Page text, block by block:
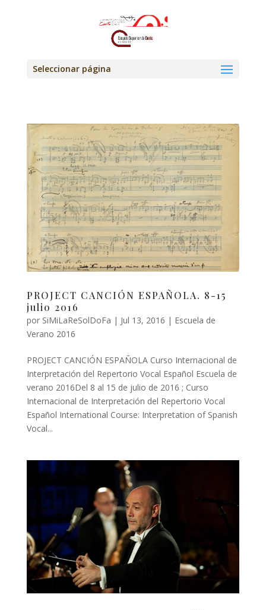
Seleccionar página
PROJECT CANCIÓN ESPAÑOLA. 8-15
julio 2016
por SiMiLaReSolDoFa | Jul 13, 2016 | Escuela de
Verano 2016
PROJECT CANCIÓN ESPAÑOLA Curso Internacional de
Interpretación del Repertorio Vocal Español Escuela de
verano 2016Del 8 al 15 de julio de 2016 ; Curso
Internacional de Interpretación del Repertorio Vocal
Español International Course: Interpretation of Spanish
Vocal...